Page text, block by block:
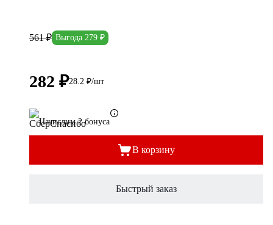
561 ₽ Выгода 279 ₽
282 ₽28.2 ₽/шт
Начислим 2 бонуса
В корзину
Быстрый заказ